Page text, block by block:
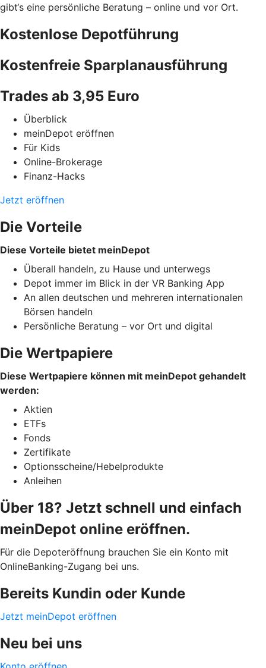
gibt‘s eine persönliche Beratung – online und vor Ort.
Kostenlose Depotführung
Kostenfreie Sparplanausführung
Trades ab 3,95 Euro
Überblick
meinDepot eröffnen
Für Kids
Online-Brokerage
Finanz-Hacks
Jetzt eröffnen
Die Vorteile
Diese Vorteile bietet meinDepot
Überall handeln, zu Hause und unterwegs
Depot immer im Blick in der VR Banking App
An allen deutschen und mehreren internationalen
Börsen handeln
Persönliche Beratung – vor Ort und digital
Die Wertpapiere
Diese Wertpapiere können mit meinDepot gehandelt
werden:
Aktien
ETFs
Fonds
Zertifikate
Optionsscheine/Hebelprodukte
Anleihen
Über 18? Jetzt schnell und einfach
meinDepot online eröffnen.
Für die Depoteröffnung brauchen Sie ein Konto mit
OnlineBanking-Zugang bei uns.
Bereits Kundin oder Kunde
Jetzt meinDepot eröffnen
Neu bei uns